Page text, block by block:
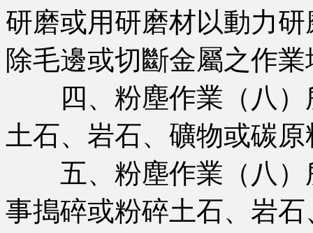
研磨或用研磨材以動力
除毛邊或切斷金屬之作
四、粉塵作業（八）
土石、岩石、礦物或碳
五、粉塵作業（八）
事搗碎或粉碎土石、岩